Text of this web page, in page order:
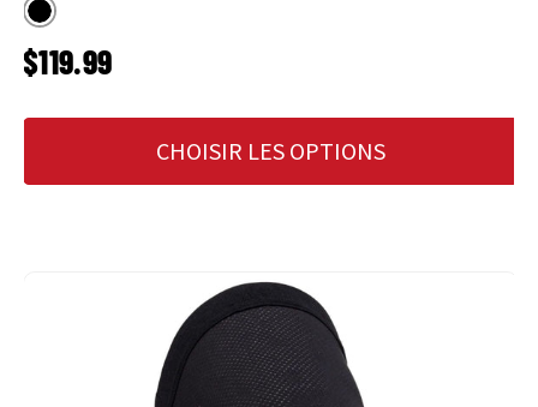
Noir
PRIX HABITUEL
$119.99
CHOISIR LES OPTIONS